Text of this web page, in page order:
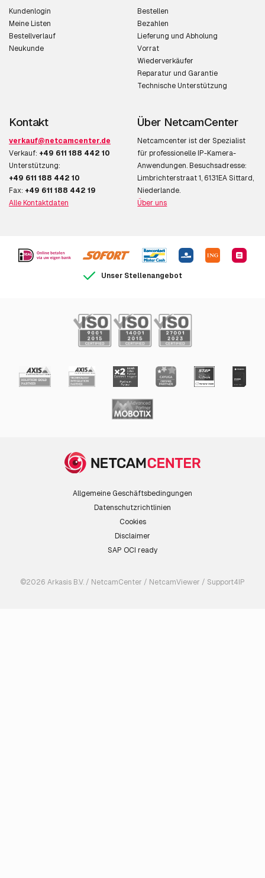
Kundenlogin
Meine Listen
Bestellverlauf
Neukunde
Bestellen
Bezahlen
Lieferung und Abholung
Vorrat
Wiederverkäufer
Reparatur und Garantie
Technische Unterstützung
Kontakt
verkauf@netcamcenter.de
Verkauf: +49 611 188 442 10
Unterstützung:
+49 611 188 442 10
Fax: +49 611 188 442 19
Alle Kontaktdaten
Über NetcamCenter
Netcamcenter ist der Spezialist
für professionelle IP-Kamera-
Anwendungen. Besuchsadresse:
Limbrichterstraat 1, 6131EA Sittard,
Niederlande.
Über uns
Unser Stellenangebot
Allgemeine Geschäftsbedingungen
Datenschutzrichtlinien
Cookies
Disclaimer
SAP OCI ready
©2026 Arkasis B.V. / NetcamCenter / NetcamViewer / Support4IP